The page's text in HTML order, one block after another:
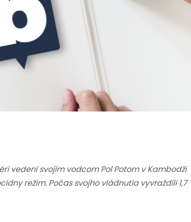
vedení svojím vodcom Pol Potom v Kambodži
režim. Počas svojho vládnutia vyvraždili 1,7